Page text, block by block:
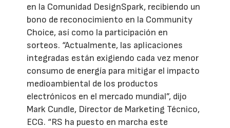
en la Comunidad DesignSpark, recibiendo un
bono de reconocimiento en la Community
Choice, así como la participación en
sorteos. “Actualmente, las aplicaciones
integradas están exigiendo cada vez menor
consumo de energía para mitigar el impacto
medioambiental de los productos
electrónicos en el mercado mundial”, dijo
Mark Cundle, Director de Marketing Técnico,
ECG. “RS ha puesto en marcha este